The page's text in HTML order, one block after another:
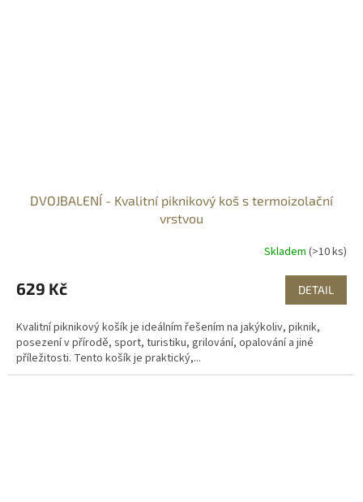
DVOJBALENÍ - Kvalitní piknikový koš s termoizolační
vrstvou
Skladem (>10 ks)
629 Kč DETAIL
Kvalitní piknikový košík je ideálním řešením na jakýkoliv, piknik,
posezení v přírodě, sport, turistiku, grilování, opalování a jiné
příležitosti. Tento košík je praktický,...